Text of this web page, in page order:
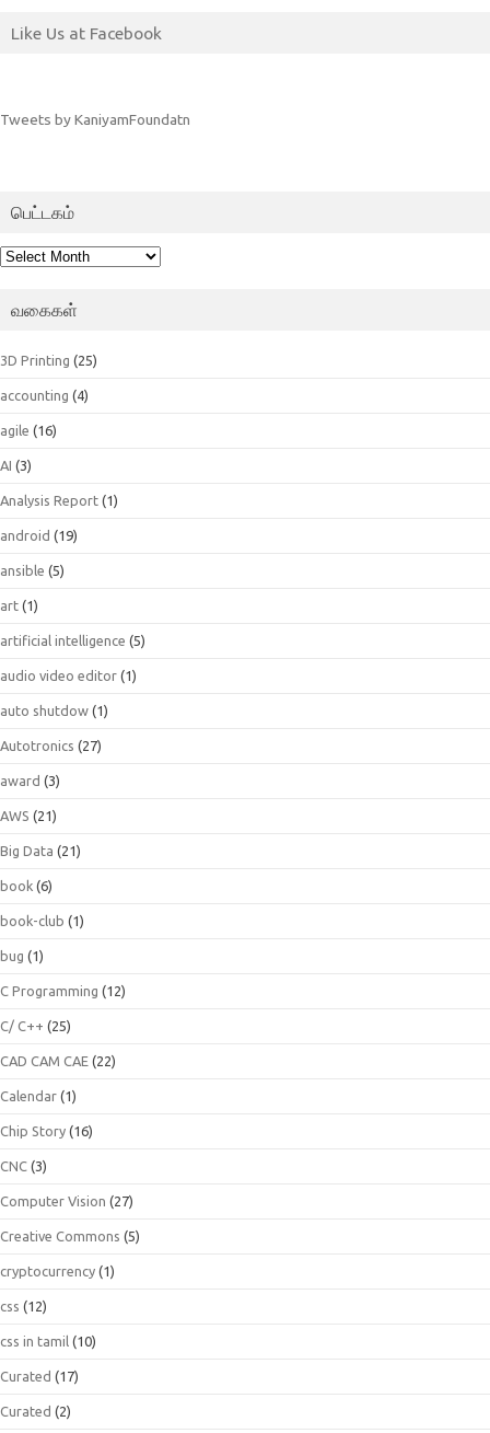
Like Us at Facebook
Tweets by KaniyamFoundatn
பெட்டகம்
பெட்டகம்
வகைகள்
3D Printing (25)
accounting (4)
agile (16)
AI (3)
Analysis Report (1)
android (19)
ansible (5)
art (1)
artificial intelligence (5)
audio video editor (1)
auto shutdow (1)
Autotronics (27)
award (3)
AWS (21)
Big Data (21)
book (6)
book-club (1)
bug (1)
C Programming (12)
C/ C++ (25)
CAD CAM CAE (22)
Calendar (1)
Chip Story (16)
CNC (3)
Computer Vision (27)
Creative Commons (5)
cryptocurrency (1)
css (12)
css in tamil (10)
Curated (17)
Curated (2)